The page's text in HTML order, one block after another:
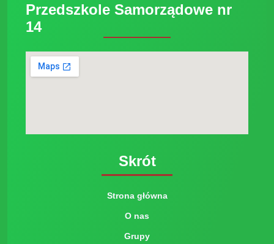
Przedszkole Samorządowe nr
14
Skrót
Strona główna
O nas
Grupy